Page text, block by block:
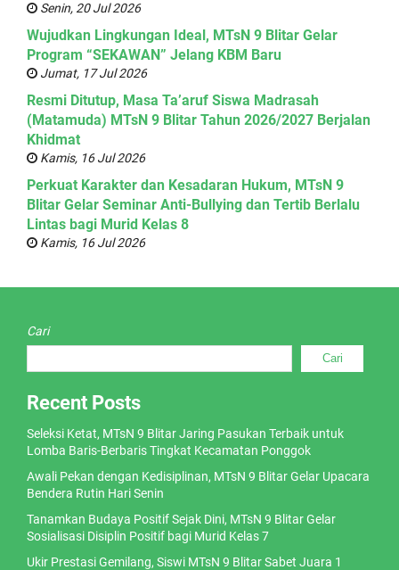
Senin, 20 Jul 2026
Wujudkan Lingkungan Ideal, MTsN 9 Blitar Gelar
Program “SEKAWAN” Jelang KBM Baru
Jumat, 17 Jul 2026
Resmi Ditutup, Masa Ta’aruf Siswa Madrasah
(Matamuda) MTsN 9 Blitar Tahun 2026/2027 Berjalan
Khidmat
Kamis, 16 Jul 2026
Perkuat Karakter dan Kesadaran Hukum, MTsN 9
Blitar Gelar Seminar Anti-Bullying dan Tertib Berlalu
Lintas bagi Murid Kelas 8
Kamis, 16 Jul 2026
Cari
Cari
Recent Posts
Seleksi Ketat, MTsN 9 Blitar Jaring Pasukan Terbaik untuk
Lomba Baris-Berbaris Tingkat Kecamatan Ponggok
Awali Pekan dengan Kedisiplinan, MTsN 9 Blitar Gelar Upacara
Bendera Rutin Hari Senin
Tanamkan Budaya Positif Sejak Dini, MTsN 9 Blitar Gelar
Sosialisasi Disiplin Positif bagi Murid Kelas 7
Ukir Prestasi Gemilang, Siswi MTsN 9 Blitar Sabet Juara 1